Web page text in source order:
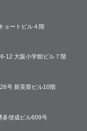
ョートビル４階
12 大阪小学館ビル７階
号 新芙蓉ビル10階
多偕成ビル609号